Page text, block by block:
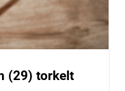
(29) torkelt